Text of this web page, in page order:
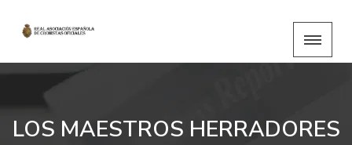
LOS MAESTROS HERRADORES